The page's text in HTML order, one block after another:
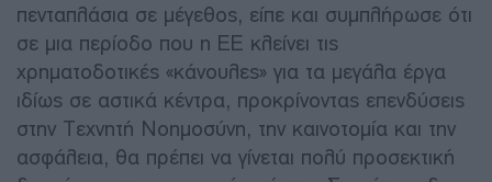
πενταπλάσια σε μέγεθος, είπε και συμπλήρωσε ότι
σε μια περίοδο που η ΕΕ κλείνει τις
χρηματοδοτικές «κάνουλες» για τα μεγάλα έργα
ιδίως σε αστικά κέντρα, προκρίνοντας επενδύσεις
στην Τεχνητή Νοημοσύνη, την καινοτομία και την
ασφάλεια, θα πρέπει να γίνεται πολύ προσεκτική